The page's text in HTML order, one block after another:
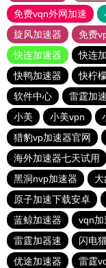
免费vqn外网加速
旋风加速器
免费
快连加速器
快连
快鸭加速器
快柠
软件中心
雷霆加速
小美
小美vpn
猎豹vp加速器官网
海外加速器七天试用
黑洞nvp加速器
原子加速下载安卓
蓝鲸加速器
vqn加
雷霆加器速
闪电
优途加速器
雷霆